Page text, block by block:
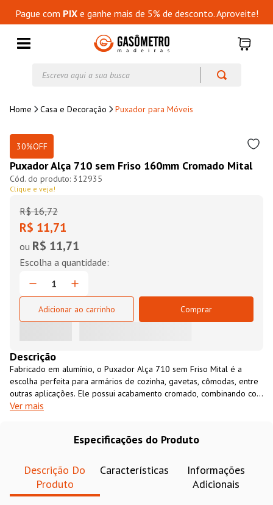
Pague com PIXe ganhe mais de 5% de desconto. Aproveite!
Casa e Decoração Puxador para Móveis
30%OFF
Puxador Alça 710 sem Friso 160mm Cromado Mital
312935
Clique e veja!
R$ 16,72
R$ 11,71
ou R$ 11,71
Adicionar ao carrinho Comprar
Descrição
Fabricado em alumínio, o Puxador Alça 710 sem Friso Mital é a
escolha perfeita para armários de cozinha, gavetas, cômodas, entre
outras aplicações. Ele possui acabamento cromado, combinando com
diversos estilos e decorações. Sobreposto ao móvel, a instalação é
Ver mais
Especificações do Produto
Descrição Do
Produto
Características
Informações
Adicionais